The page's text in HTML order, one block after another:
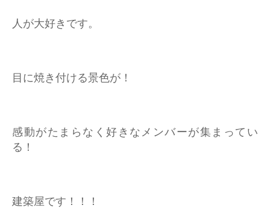
人が大好きです。
目に焼き付ける景色が！
感動がたまらなく好きなメンバーが集まってい
る！
建築屋です！！！